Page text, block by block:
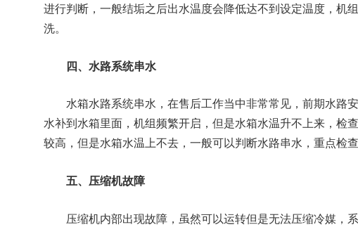
进行判断，一般结垢之后出水温度会降低达不到设定温度，机
洗。
四、水路系统串水
水箱水路系统串水，在售后工作当中非常常见，前期水路
水补到水箱里面，机组频繁开启，但是水箱水温升不上来，检
较高，但是水箱水温上不去，一般可以判断水路串水，重点检
五、压缩机故障
压缩机内部出现故障，虽然可以运转但是无法压缩冷媒，